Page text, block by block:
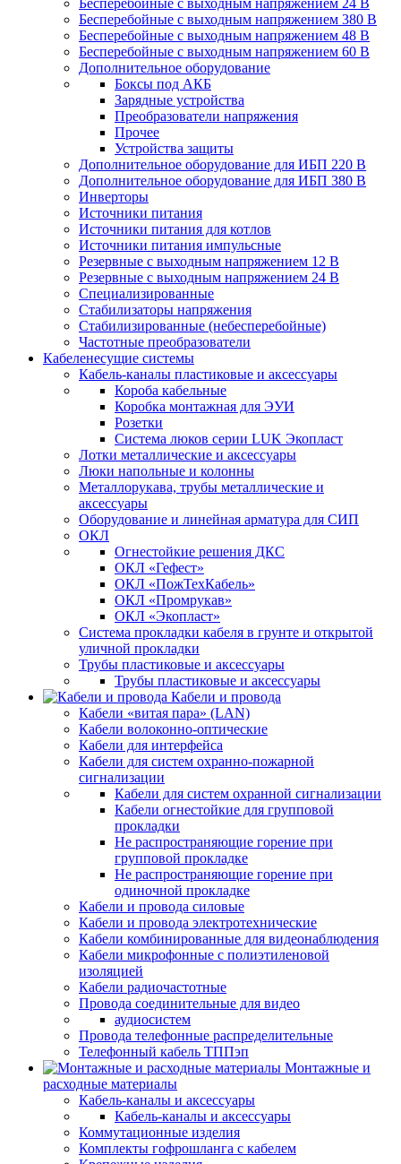
Бесперебойные с выходным напряжением 24 В
Бесперебойные с выходным напряжением 380 В
Бесперебойные с выходным напряжением 48 В
Бесперебойные с выходным напряжением 60 В
Дополнительное оборудование
Боксы под АКБ
Зарядные устройства
Преобразователи напряжения
Прочее
Устройства защиты
Дополнительное оборудование для ИБП 220 В
Дополнительное оборудование для ИБП 380 В
Инверторы
Источники питания
Источники питания для котлов
Источники питания импульсные
Резервные с выходным напряжением 12 В
Резервные с выходным напряжением 24 В
Специализированные
Стабилизаторы напряжения
Стабилизированные (небесперебойные)
Частотные преобразователи
Кабеленесущие системы
Кабель-каналы пластиковые и аксессуары
Короба кабельные
Коробка монтажная для ЭУИ
Розетки
Система люков серии LUK Экопласт
Лотки металлические и аксессуары
Люки напольные и колонны
Металлорукава, трубы металлические и
аксессуары
Оборудование и линейная арматура для СИП
ОКЛ
Огнестойкие решения ДКС
ОКЛ «Гефест»
ОКЛ «ПожТехКабель»
ОКЛ «Промрукав»
ОКЛ «Экопласт»
Система прокладки кабеля в грунте и открытой
уличной прокладки
Трубы пластиковые и аксессуары
Трубы пластиковые и аксессуары
Кабели и провода
Кабели «витая пара» (LAN)
Кабели волоконно-оптические
Кабели для интерфейса
Кабели для систем охранно-пожарной
сигнализации
Кабели для систем охранной сигнализации
Кабели огнестойкие для групповой
прокладки
Не распространяющие горение при
групповой прокладке
Не распространяющие горение при
одиночной прокладке
Кабели и провода силовые
Кабели и провода электротехнические
Кабели комбинированные для видеонаблюдения
Кабели микрофонные с полиэтиленовой
изоляцией
Кабели радиочастотные
Провода соединительные для видео
аудиосистем
Провода телефонные распределительные
Телефонный кабель ТППэп
Монтажные и
расходные материалы
Кабель-каналы и аксессуары
Кабель-каналы и аксессуары
Коммутационные изделия
Комплекты гофрошланга с кабелем